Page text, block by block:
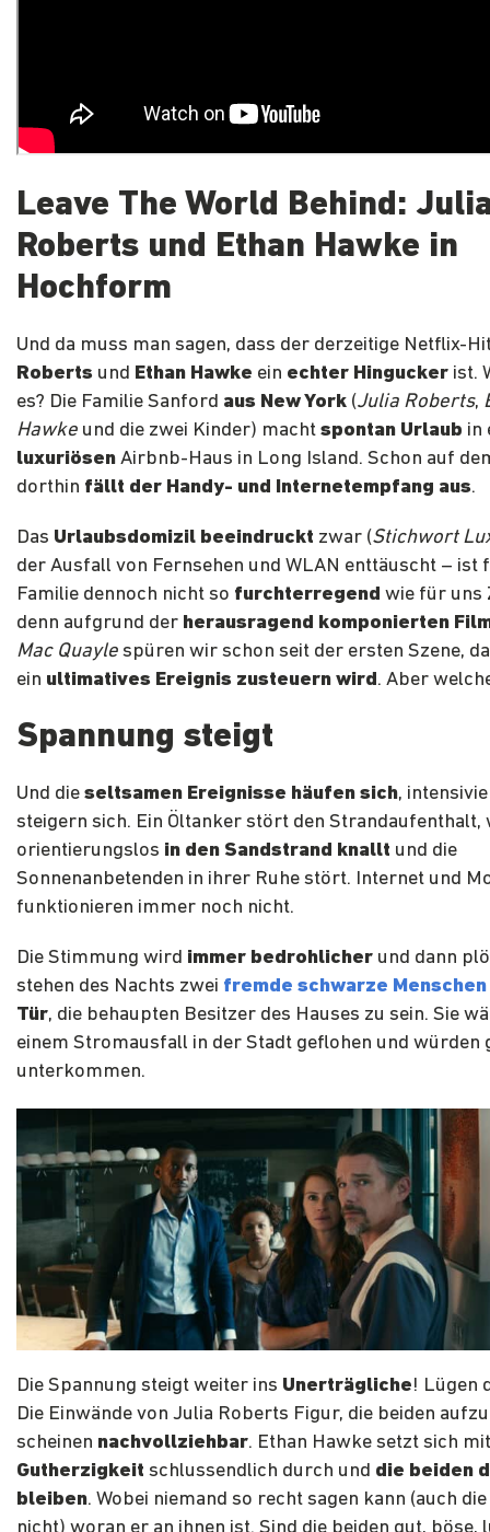
Leave The World Behind:
Roberts und Ethan Hawke in
Hochform
Und da muss man sagen, dass der derzeitige Netflix-
Roberts und Ethan Hawke ein echter Hingucker ist.
es? Die Familie Sanford aus New York (Julia Roberts,
Hawke und die zwei Kinder) macht spontan Urlaub in
luxuriösen Airbnb-Haus in Long Island. Schon auf
dorthin fällt der Handy- und Internetempfang aus.
Das Urlaubsdomizil beeindruckt zwar (Stichwort
der Ausfall von Fernsehen und WLAN enttäuscht – ist
Familie dennoch nicht so furchterregend wie für uns
denn aufgrund der herausragend komponierten
Mac Quayle spüren wir schon seit der ersten Szene,
ein ultimatives Ereignis zusteuern wird. Aber
Spannung steigt
Und die seltsamen Ereignisse häufen sich,
steigern sich. Ein Öltanker stört den Strandaufenthalt,
orientierungslos in den Sandstrand knallt und die
Sonnenanbetenden in ihrer Ruhe stört. Internet und
funktionieren immer noch nicht.
Die Stimmung wird immer bedrohlicher und dann
stehen des Nachts zwei fremde schwarze Menschen
Tür, die behaupten Besitzer des Hauses zu sein. Sie
einem Stromausfall in der Stadt geflohen und würden
unterkommen.
Die Spannung steigt weiter ins Unerträgliche! Lügen
Die Einwände von Julia Roberts Figur, die beiden
scheinen nachvollziehbar. Ethan Hawke setzt sich
Gutherzigkeit schlussendlich durch und die beiden
bleiben. Wobei niemand so recht sagen kann (auch